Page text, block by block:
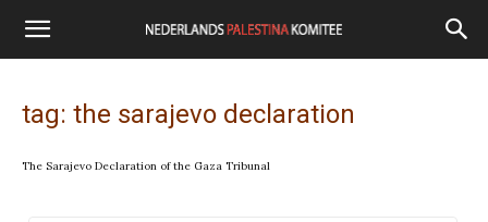
tag: the sarajevo declaration
The Sarajevo Declaration of the Gaza Tribunal